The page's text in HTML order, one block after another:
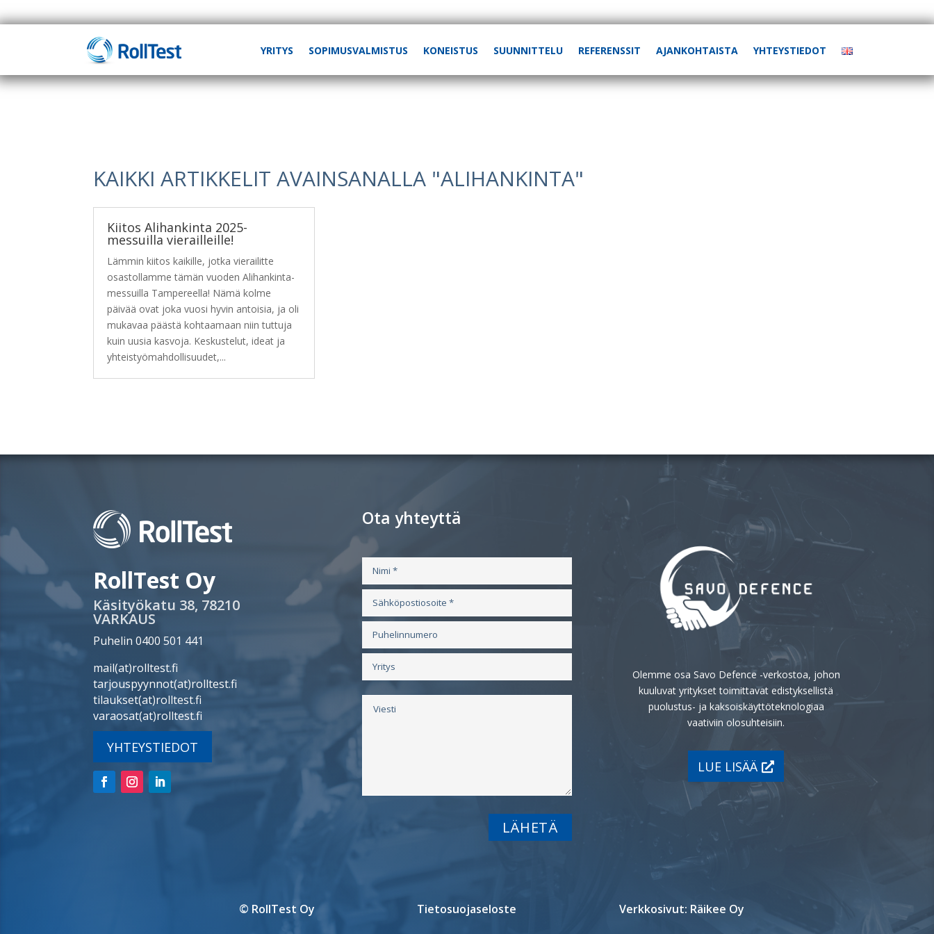
YRITYS SOPIMUSVALMISTUS KONEISTUS SUUNNITTELU REFERENSSIT AJANKOHTAISTA YHTEYSTIEDOT
KAIKKI ARTIKKELIT AVAINSANALLA "ALIHANKINTA"
Kiitos Alihankinta 2025-
messuilla vierailleille!
Lämmin kiitos kaikille, jotka vierailitte
osastollamme tämän vuoden Alihankinta-
messuilla Tampereella! Nämä kolme
päivää ovat joka vuosi hyvin antoisia, ja oli
mukavaa päästä kohtaamaan niin tuttuja
kuin uusia kasvoja. Keskustelut, ideat ja
yhteistyömahdollisuudet,...
RollTest Oy
Käsityökatu 38, 78210
VARKAUS
Puhelin 0400 501 441
mail(at)rolltest.fi
tarjouspyynnot(at)rolltest.fi
tilaukset(at)rolltest.fi
varaosat(at)rolltest.fi
YHTEYSTIEDOT
Ota yhteyttä
Olemme osa Savo Defence -verkostoa, johon
kuuluvat yritykset toimittavat edistyksellistä
puolustus- ja kaksoiskäyttöteknologiaa
vaativiin olosuhteisiin.
LUE LISÄÄ
© RollTest Oy Tietosuojaseloste Verkkosivut: Räikee Oy